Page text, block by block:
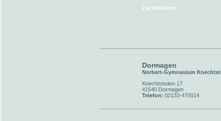
Zur Webseite
Dormagen
Norbert-Gymnasium
Knechtsteden 17
41540 Dormagen
Telefon: 02133-470014